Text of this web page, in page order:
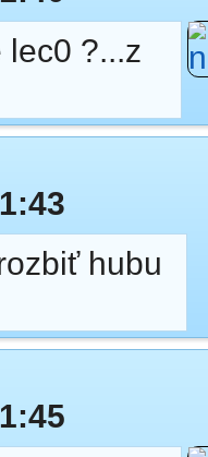
lec0 ?...z
hubu